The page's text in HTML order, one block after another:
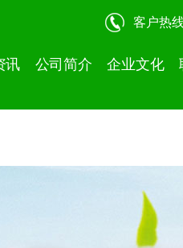
客户热线
讯 公司简介 企业文化